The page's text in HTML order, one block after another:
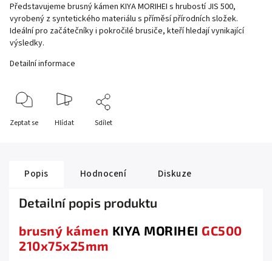
Představujeme brusný kámen KIYA MORIHEI s hrubostí JIS 500,
vyrobený z syntetického materiálu s příměsí přírodních složek.
Ideální pro začátečníky i pokročilé brusiče, kteří hledají vynikající
výsledky.
Detailní informace
Zeptat se Hlídat Sdílet
Popis Hodnocení Diskuze
Detailní popis produktu
brusný kámen KIYA MORIHEI GC500
210x75x25mm